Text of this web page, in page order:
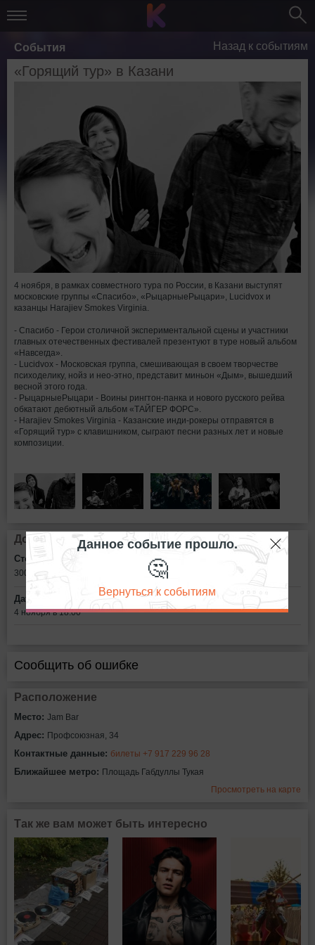
События Назад к событиям
«Горящий тур» в Казани
4 ноября, в рамках совместного тура по России, в Казани выступят
московские группы «Спасибо», «РыцарныеРыцари», Lucidvox и
казанцы Harajiev Smokes Virginia.
- Спасибо - Герои столичной экспериментальной сцены и участники
главных отечественных фестивалей презентуют в туре новый альбом
«Навсегда».
- Lucidvox - Московская группа, смешивающая в своем творчестве
психоделику, нойз и нео-этно, представит миньон «Дым», вышедший
весной этого года.
- РыцарныеРыцари - Воины рингтон-панка и нового русского рейва
обкатают дебютный альбом «ТАЙГЕР ФОРС».
- Harajiev Smokes Virginia - Казанские инди-рокеры отправятся в
«Горящий тур» с клавишником, сыграют песни разных лет и новые
композиции.
Дополнительная информация
Стоимость билетов:
300 - 500
Дата:
4 ноября в 18:00
Сообщить об ошибке
Расположение
Место: Jam Bar
Адрес: Профсоюзная, 34
Контактные данные: билеты +7 917 229 96 28
Ближайшее метро: Площадь Габдуллы Тукая
Просмотреть на карте
Так же вам может быть интересно
Данное событие прошло.
🤔
Вернуться к событиям